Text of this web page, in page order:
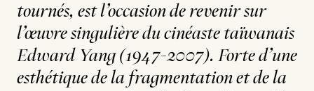
tournés, est l’occasion de revenir sur
l’œuvre singulière du cinéaste taïwanais
Edward Yang (1947-2007). Forte d’une
esthétique de la fragmentation et de la